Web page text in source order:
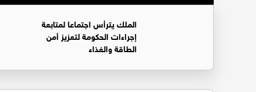
الملك يترأس اجتماعا لمتابعة
إجراءات الحكومة لتعزيز أمن
الطاقة والغذاء